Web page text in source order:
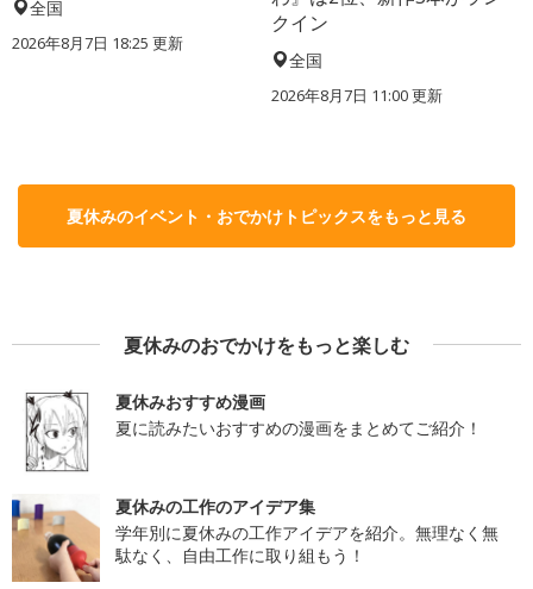
全国
2026年8月7日 18:25 更新
クイン
全国
2026年8月7日 11:00更新
夏休みのイベント・おでかけトピックスをもっと見る
夏休みのおでかけをもっと楽しむ
夏休みおすすめ漫画
夏に読みたいおすすめの漫画をまとめてご紹介！
夏休みの工作のアイデア集
学年別に夏休みの工作アイデアを紹介。無理なく無
駄なく、自由工作に取り組もう！